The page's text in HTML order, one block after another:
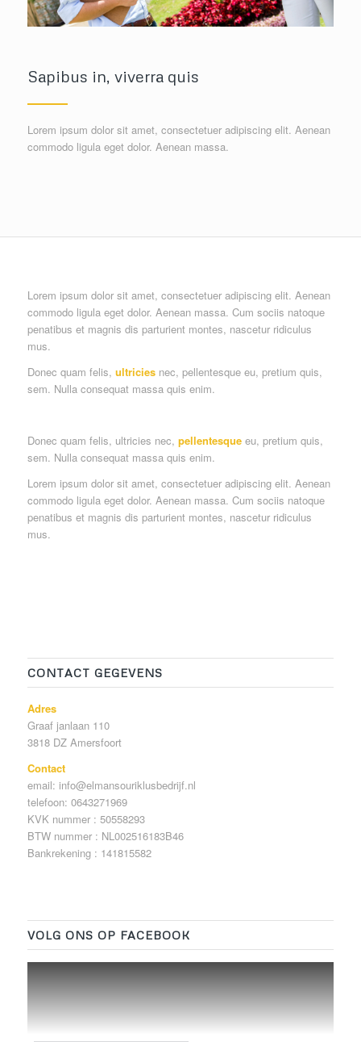
Sapibus in, viverra quis
Lorem ipsum dolor sit amet, consectetuer adipiscing elit. Aenean
commodo ligula eget dolor. Aenean massa.
Lorem ipsum dolor sit amet, consectetuer adipiscing elit. Aenean
commodo ligula eget dolor. Aenean massa. Cum sociis natoque
penatibus et magnis dis parturient montes, nascetur ridiculus
mus.
Donec quam felis, ultriciesnec, pellentesque eu, pretium quis,
sem. Nulla consequat massa quis enim.
Donec quam felis, ultricies nec, pellentesqueeu, pretium quis,
sem. Nulla consequat massa quis enim.
Lorem ipsum dolor sit amet, consectetuer adipiscing elit. Aenean
commodo ligula eget dolor. Aenean massa. Cum sociis natoque
penatibus et magnis dis parturient montes, nascetur ridiculus
mus.
CONTACT GEGEVENS
Adres
Graaf janlaan 110
3818 DZ Amersfoort
Contact
email: info@elmansouriklusbedrijf.nl
telefoon: 0643271969
KVK nummer : 50558293
BTW nummer : NL002516183B46
Bankrekening : 141815582
VOLG ONS OP FACEBOOK